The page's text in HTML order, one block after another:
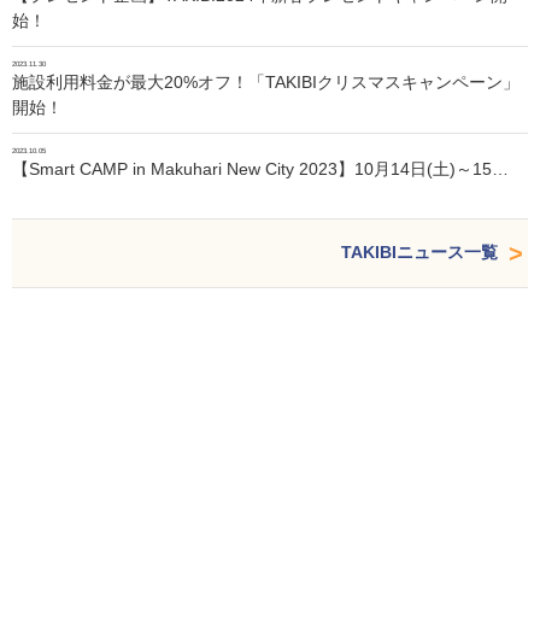
始！
2023.11.30
施設利用料金が最大20%オフ！「TAKIBIクリスマスキャンペーン」
開始！
2023.10.05
【Smart CAMP in Makuhari New City 2023】10月14日(土)～15…
TAKIBIニュース一覧